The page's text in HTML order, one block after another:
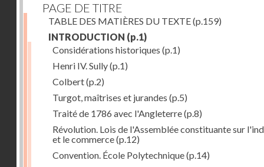
PAGE DE TITRE
TABLE DES MATIÈRES DU TEXTE(p.159)
INTRODUCTION (p.1)
Considérations historiques (p.1)
Henri IV. Sully(p.1)
Colbert(p.2)
Turgot, maîtrises et jurandes (p.5)
Traité de 1786 avec l'Angleterre(p.8)
Révolution. Lois de l'Assemblée constituante sur
et le commerce(p.12)
Convention. École Polytechnique(p.14)